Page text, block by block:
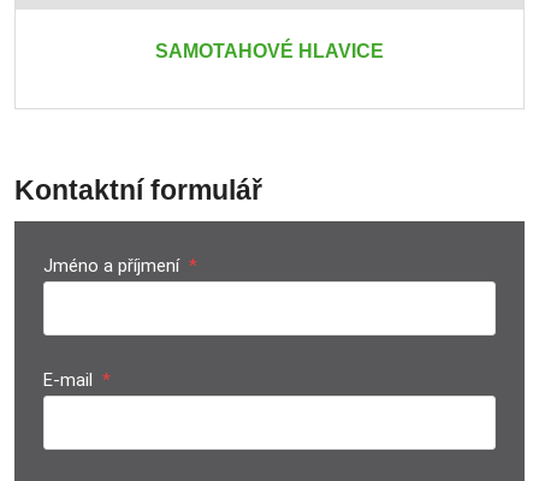
SAMOTAHOVÉ HLAVICE
Kontaktní formulář
Jméno a příjmení *
E-mail *